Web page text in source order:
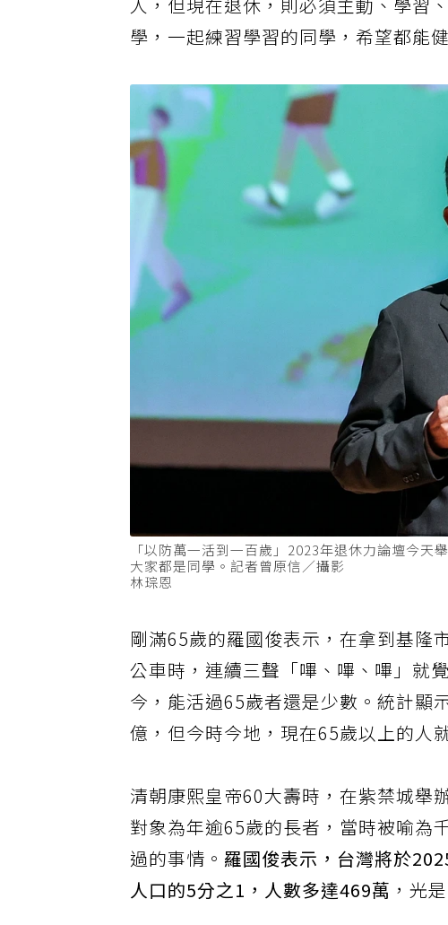
人，但現在退休，則必須主動、學習
學，一起練習學習的同學，希望都能
「以防萬一活到一百歲」2023年退休力論壇今天
大家都是同學。記者曾原信／攝影
林琮恩
剛滿65歲的羅國俊表示，在拿到基隆
公車時，連續三聲「嗶、嗶、嗶」就
今，能活過65歲者還是少數。統計
億，但今時今地，現在65歲以上的人
清朝康熙皇帝60大壽時，在紫禁城舉
對象為年逾65歲的長者，當時被喻為
過的事情。 羅國俊表示，台灣將於
人口的5分之1，人數多達469萬
，光